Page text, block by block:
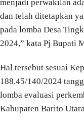
menjadi perwakilan
dan telah ditetapkan
pada lomba Desa
2024,” kata Pj Bupati
Hal tersebut sesuai
188.45/140/2024
lomba evaluasi
Kabupaten Barito